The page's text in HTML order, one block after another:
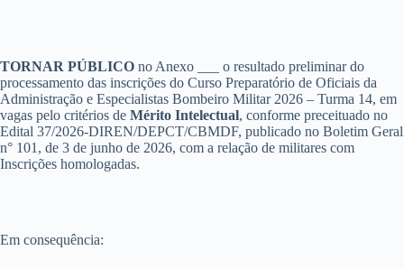
TORNAR PÚBLICO no Anexo ___ o resultado preliminar do
processamento das inscrições do Curso Preparatório de Oficiais da
Administração e Especialistas Bombeiro Militar 2026 – Turma 14, em
vagas pelo critérios de Mérito Intelectual, conforme preceituado no
Edital 37/2026-DIREN/DEPCT/CBMDF, publicado no Boletim Geral
n° 101, de 3 de junho de 2026, com a relação de militares com
Inscrições homologadas.
Em consequência: